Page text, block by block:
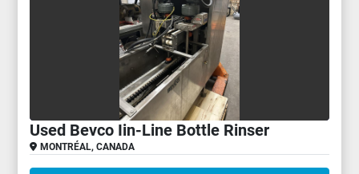
Used Bevco Iin-Line Bottle Rinser
MONTRÉAL, CANADA